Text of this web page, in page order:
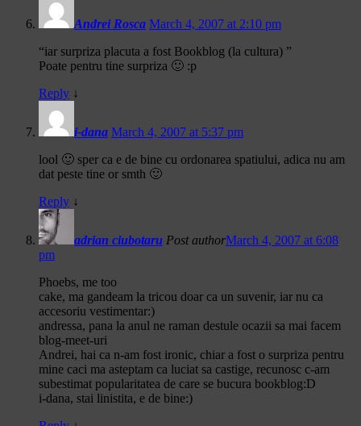
Andrei Rosca March 4, 2007 at 2:10 pm
“iar surpriza placuta a fost Bookblog (la cultura) ”
Poate pentru tine surpriza 🙂 :p
Reply ↓
i-dana March 4, 2007 at 5:37 pm
lool 🙂 sper ca e de bine cu ordonarea spatiului, adica nu am
dat peste tine or smth 🙂
Reply ↓
adrian ciubotaru Post authorMarch 4, 2007 at 6:08
pm
Phoebs, me too
cake, ma gandeam la tricou doar ca un suvenir, iar nu ca
accesoriu vestimentar:)
andressa, pana la anul ne raman destule ocazii sa mai facem
blog-meet-uri
Andrei, hai ca n-am fost ironic, chiar a fost o surpriza pentru
mine caci ma asteptam ca luciat sa castige, recunosc c-am
subestimat popularitatea de care se bucura bookblog:D
i-dana, stai linistita, e de bine:)